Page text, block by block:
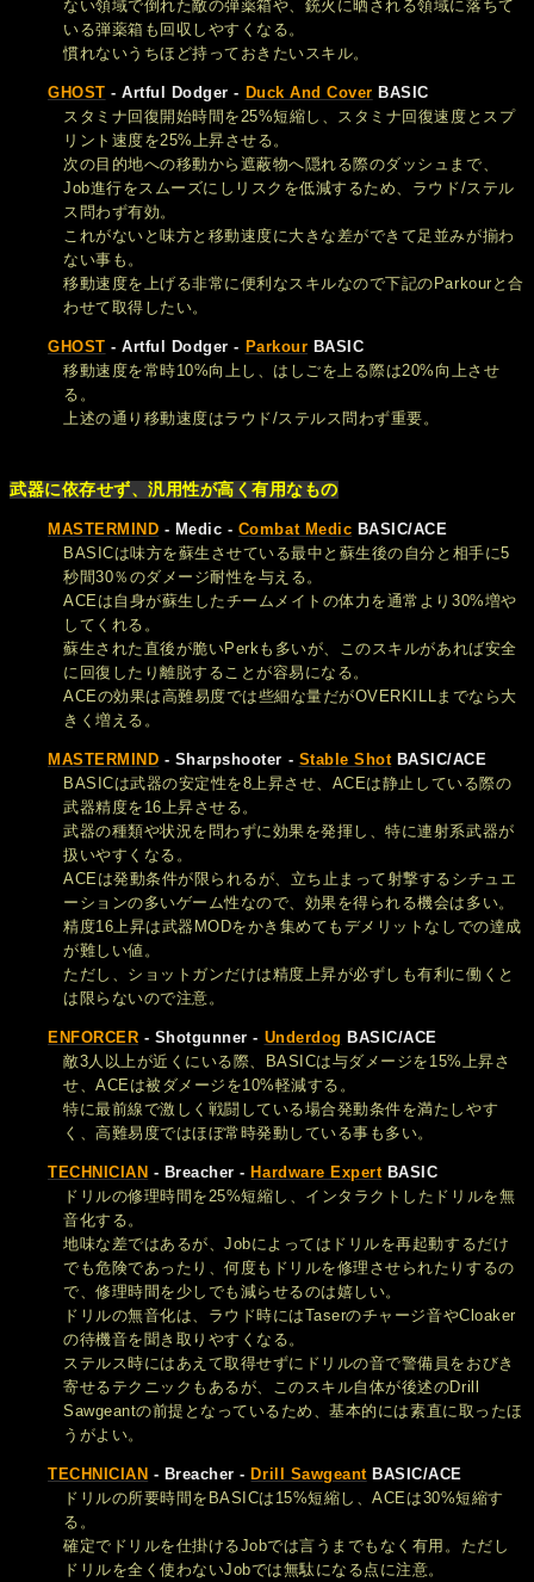
ない領域で倒れた敵の弾薬箱や、銃火に晒される領域に落ちて
いる弾薬箱も回収しやすくなる。
慣れないうちほど持っておきたいスキル。
GHOST - Artful Dodger - Duck And Cover BASIC
スタミナ回復開始時間を25%短縮し、スタミナ回復速度とスプ
リント速度を25%上昇させる。
次の目的地への移動から遮蔽物へ隠れる際のダッシュまで、
Job進行をスムーズにしリスクを低減するため、ラウド/ステル
ス問わず有効。
これがないと味方と移動速度に大きな差ができて足並みが揃わ
ない事も。
移動速度を上げる非常に便利なスキルなので下記のParkourと合
わせて取得したい。
GHOST - Artful Dodger - Parkour BASIC
移動速度を常時10%向上し、はしごを上る際は20%向上させ
る。
上述の通り移動速度はラウド/ステルス問わず重要。
武器に依存せず、汎用性が高く有用なもの
MASTERMIND - Medic - Combat Medic BASIC/ACE
BASICは味方を蘇生させている最中と蘇生後の自分と相手に5
秒間30％のダメージ耐性を与える。
ACEは自身が蘇生したチームメイトの体力を通常より30%増や
してくれる。
蘇生された直後が脆いPerkも多いが、このスキルがあれば安全
に回復したり離脱することが容易になる。
ACEの効果は高難易度では些細な量だがOVERKILLまでなら大
きく増える。
MASTERMIND - Sharpshooter - Stable ShotBASIC/ACE
BASICは武器の安定性を8上昇させ、ACEは静止している際の
武器精度を16上昇させる。
武器の種類や状況を問わずに効果を発揮し、特に連射系武器が
扱いやすくなる。
ACEは発動条件が限られるが、立ち止まって射撃するシチュエ
ーションの多いゲーム性なので、効果を得られる機会は多い。
精度16上昇は武器MODをかき集めてもデメリットなしでの達成
が難しい値。
ただし、ショットガンだけは精度上昇が必ずしも有利に働くと
は限らないので注意。
ENFORCER - Shotgunner - Underdog BASIC/ACE
敵3人以上が近くにいる際、BASICは与ダメージを15%上昇さ
せ、ACEは被ダメージを10%軽減する。
特に最前線で激しく戦闘している場合発動条件を満たしやす
く、高難易度ではほぼ常時発動している事も多い。
TECHNICIAN - Breacher - Hardware ExpertBASIC
ドリルの修理時間を25%短縮し、インタラクトしたドリルを無
音化する。
地味な差ではあるが、Jobによってはドリルを再起動するだけ
でも危険であったり、何度もドリルを修理させられたりするの
で、修理時間を少しでも減らせるのは嬉しい。
ドリルの無音化は、ラウド時にはTaserのチャージ音やCloaker
の待機音を聞き取りやすくなる。
ステルス時にはあえて取得せずにドリルの音で警備員をおびき
寄せるテクニックもあるが、このスキル自体が後述のDrill
Sawgeantの前提となっているため、基本的には素直に取ったほ
うがよい。
TECHNICIAN - Breacher - Drill SawgeantBASIC/ACE
ドリルの所要時間をBASICは15%短縮し、ACEは30%短縮す
る。
確定でドリルを仕掛けるJobでは言うまでもなく有用。ただし
ドリルを全く使わないJobでは無駄になる点に注意。